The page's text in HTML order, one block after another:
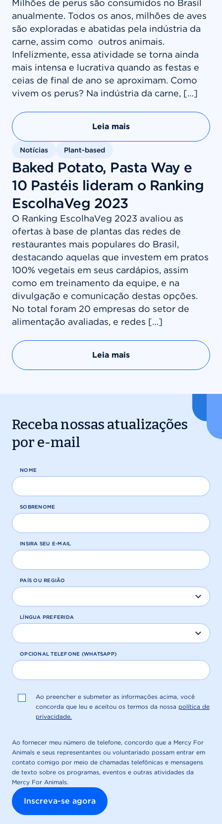
Milhões de perus são consumidos no Brasil
anualmente. Todos os anos, milhões de aves
são exploradas e abatidas pela indústria da
carne, assim como outros animais.
Infelizmente, essa atividade se torna ainda
mais intensa e lucrativa quando as festas e
ceias de final de ano se aproximam. Como
vivem os perus? Na indústria da carne, […]
Leia mais
Notícias Plant-based
Baked Potato, Pasta Way e
10 Pastéis lideram o Ranking
EscolhaVeg 2023
O Ranking EscolhaVeg 2023 avaliou as
ofertas à base de plantas das redes de
restaurantes mais populares do Brasil,
destacando aquelas que investem em pratos
100% vegetais em seus cardápios, assim
como em treinamento da equipe, e na
divulgação e comunicação destas opções.
No total foram 20 empresas do setor de
alimentação avaliadas, e redes […]
Leia mais
Receba nossas atualizações
por e-mail